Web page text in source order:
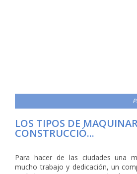
LOS TIPOS DE
CONSTRUCCIÓ...
Para hacer de las ciudades una
mucho trabajo y dedicación, un